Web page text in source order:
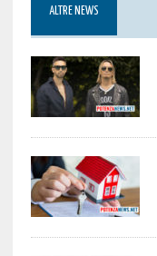
ALTRE NEWS